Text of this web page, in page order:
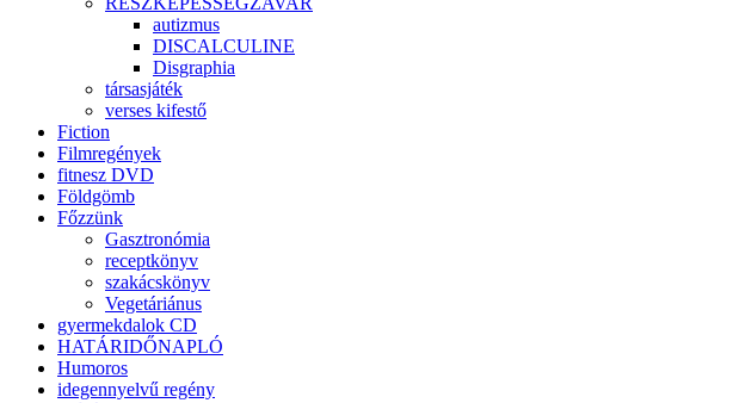
autizmus
DISCALCULINE
Disgraphia
társasjáték
verses kifestő
Fiction
Filmregények
fitnesz DVD
Földgömb
Főzzünk
Gasztronómia
receptkönyv
szakácskönyv
Vegetáriánus
gyermekdalok CD
HATÁRIDŐNAPLÓ
Humoros
idegennyelvű regény